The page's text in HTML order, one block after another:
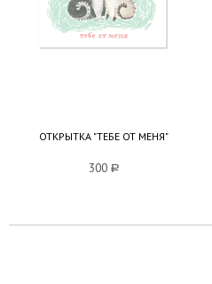
ОТКРЫТКА "ТЕБЕ ОТ МЕНЯ"
300 a